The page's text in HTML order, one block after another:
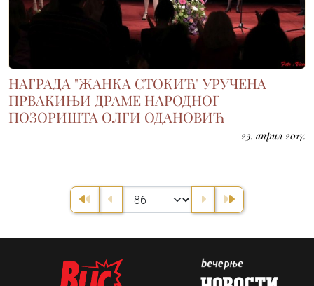
НАГРАДА "ЖАНКА СТОКИЋ" УРУЧЕНА
ПРВАКИЊИ ДРАМЕ НАРОДНОГ
ПОЗОРИШТА ОЛГИ ОДАНОВИЋ
23. април 2017.